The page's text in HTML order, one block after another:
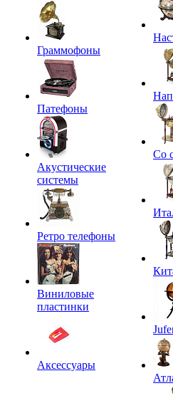
Граммофоны
Патефоны
Акустические
системы
Ретро телефоны
Виниловые
пластинки
Аксессуары
Со